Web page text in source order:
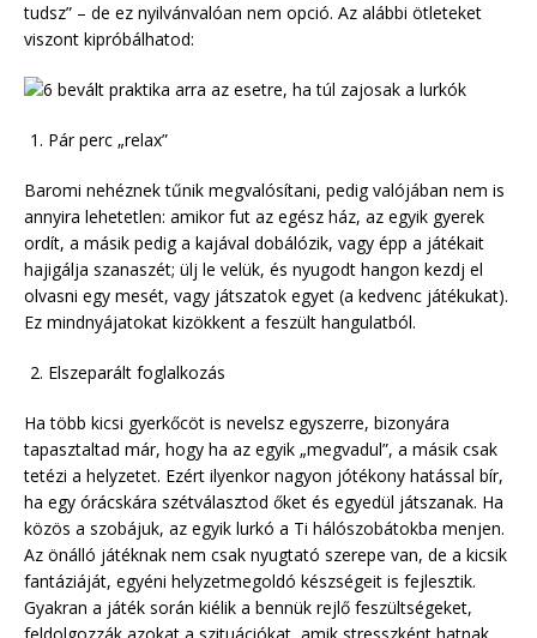
tudsz” – de ez nyilvánvalóan nem opció. Az alábbi ötleteket
viszont kipróbálhatod:
Pár perc „relax”
Baromi nehéznek tűnik megvalósítani, pedig valójában nem is
annyira lehetetlen: amikor fut az egész ház, az egyik gyerek
ordít, a másik pedig a kajával dobálózik, vagy épp a játékait
hajigálja szanaszét; ülj le velük, és nyugodt hangon kezdj el
olvasni egy mesét, vagy játszatok egyet (a kedvenc játékukat).
Ez mindnyájatokat kizökkent a feszült hangulatból.
Elszeparált foglalkozás
Ha több kicsi gyerkőcöt is nevelsz egyszerre, bizonyára
tapasztaltad már, hogy ha az egyik „megvadul”, a másik csak
tetézi a helyzetet. Ezért ilyenkor nagyon jótékony hatással bír,
ha egy órácskára szétválasztod őket és egyedül játszanak. Ha
közös a szobájuk, az egyik lurkó a Ti hálószobátokba menjen.
Az önálló játéknak nem csak nyugtató szerepe van, de a kicsik
fantáziáját, egyéni helyzetmegoldó készségeit is fejlesztik.
Gyakran a játék során kiélik a bennük rejlő feszültségeket,